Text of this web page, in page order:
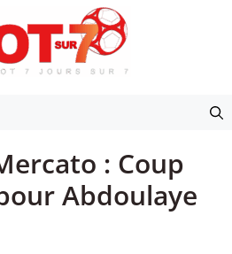
: Coup
Abdoulaye